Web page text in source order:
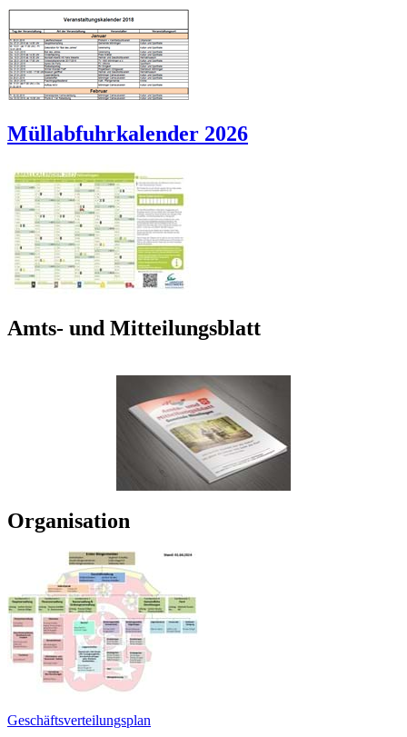
Müllabfuhrkalender 2026
Amts- und Mitteilungsblatt
Organisation
Geschäftsverteilungsplan